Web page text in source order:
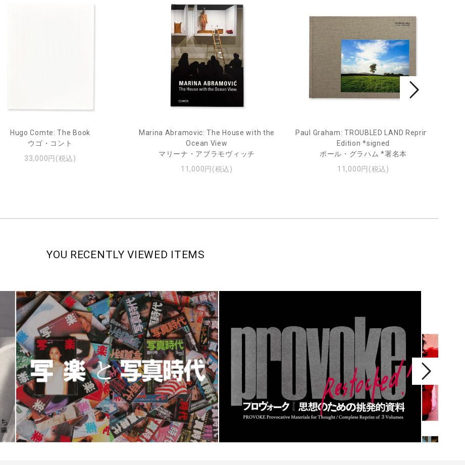
Hugo Comte: The Book
ウゴ・コント
33,000円(税込)
Marina Abramovic: The House with the
Ocean View
マリーナ・アブラモヴィッチ
11,000円(税込)
Paul Graham: TROUBLED LAND Reprint
Edition *signed
ポール・グラハム *署名本
11,000円(税込)
YOU RECENTLY VIEWED ITEMS